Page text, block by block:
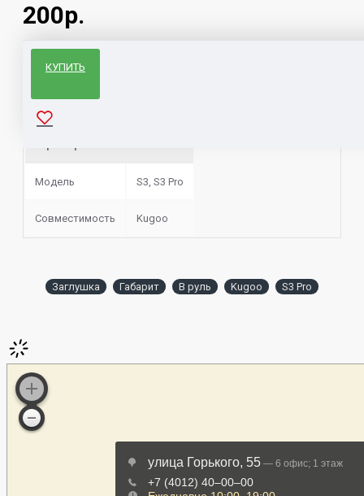
200р.
КУПИТЬ
Модель S3, S3 Pro
Совместимость Kugoo
Заглушка Габарит В руль Kugoo S3 Pro